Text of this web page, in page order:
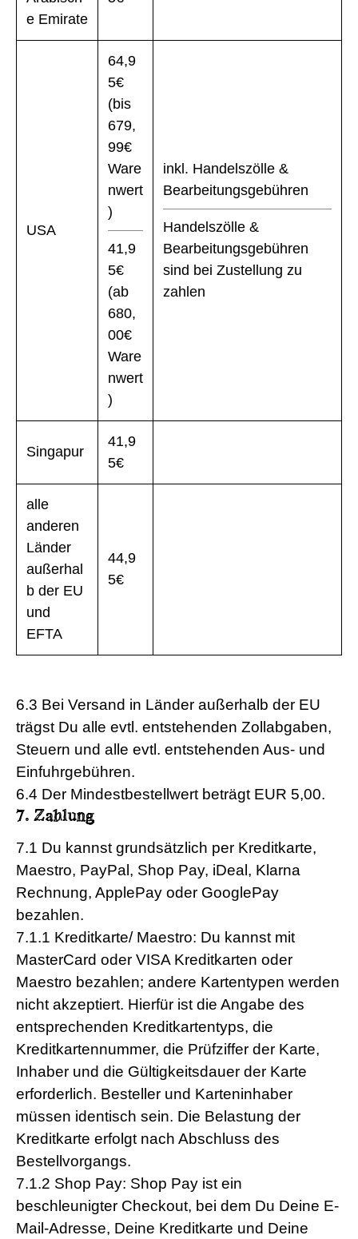
e Emirate
USA
64,9
5€
(bis
679,
99€
Ware
nwert
)
41,9
5€
(ab
680,
00€
Ware
nwert
)
inkl. Handelszölle &
Bearbeitungsgebühren
Handelszölle &
Bearbeitungsgebühren
sind bei Zustellung zu
zahlen
Singapur
41,9
5€
alle
anderen
Länder
außerhal
b der EU
und
EFTA
44,9
5€
6.3 Bei Versand in Länder außerhalb der EU
trägst Du alle evtl. entstehenden Zollabgaben,
Steuern und alle evtl. entstehenden Aus- und
Einfuhrgebühren.
6.4 Der Mindestbestellwert beträgt EUR 5,00.
7. Zahlung
7.1 Du kannst grundsätzlich per Kreditkarte,
Maestro, PayPal, Shop Pay, iDeal, Klarna
Rechnung, ApplePay oder GooglePay
bezahlen.
7.1.1 Kreditkarte/ Maestro: Du kannst mit
MasterCard oder VISA Kreditkarten oder
Maestro bezahlen; andere Kartentypen werden
nicht akzeptiert. Hierfür ist die Angabe des
entsprechenden Kreditkartentyps, die
Kreditkartennummer, die Prüfziffer der Karte,
Inhaber und die Gültigkeitsdauer der Karte
erforderlich. Besteller und Karteninhaber
müssen identisch sein. Die Belastung der
Kreditkarte erfolgt nach Abschluss des
Bestellvorgangs.
7.1.2 Shop Pay: Shop Pay ist ein
beschleunigter Checkout, bei dem Du Deine E-
Mail-Adresse, Deine Kreditkarte und Deine